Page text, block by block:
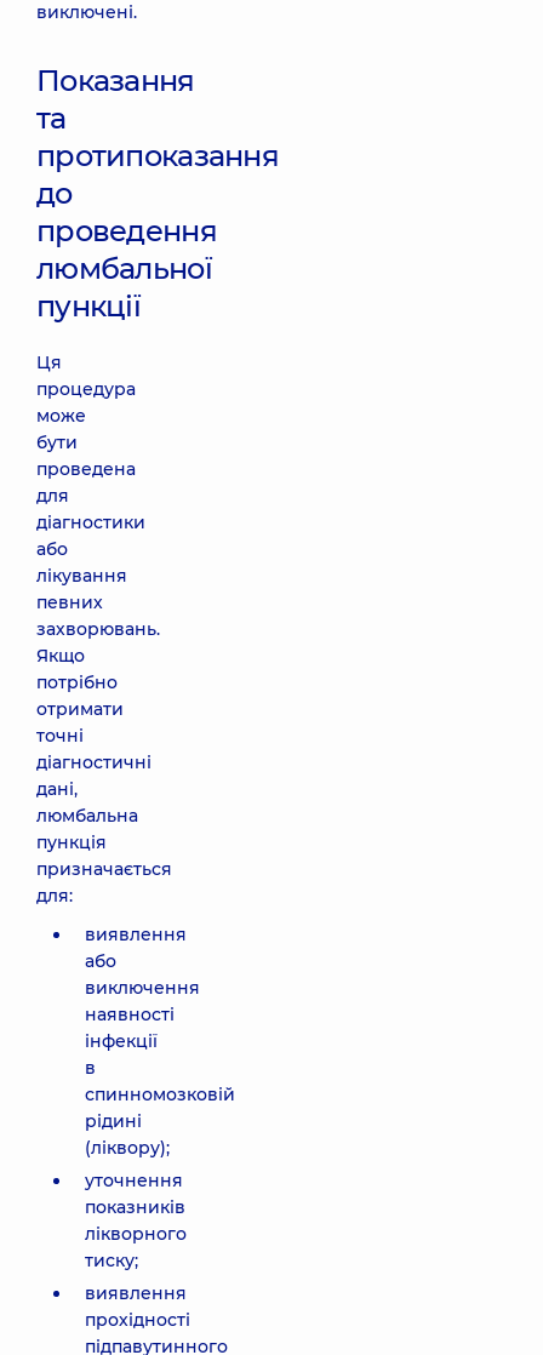
виключені.
Показання
та
протипоказання
до
проведення
люмбальної
пункції
Ця
процедура
може
бути
проведена
для
діагностики
або
лікування
певних
захворювань.
Якщо
потрібно
отримати
точні
діагностичні
дані,
люмбальна
пункція
призначається
для:
виявлення
або
виключення
наявності
інфекції
в
спинномозковій
рідині
(ліквору);
уточнення
показників
лікворного
тиску;
виявлення
прохідності
підпавутинного